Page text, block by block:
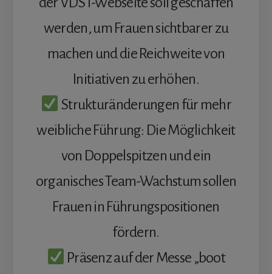
werden, um Frauen sichtbarer zu
machen und die Reichweite von
Initiativen zu erhöhen.
Strukturänderungen für mehr
weibliche Führung: Die Möglichkeit
von Doppelspitzen und ein
organisches Team-Wachstum sollen
Frauen in Führungspositionen
fördern.
Präsenz auf der Messe „boot